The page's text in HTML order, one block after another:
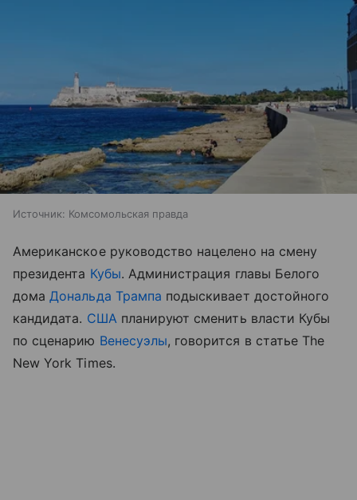
Источник: Комсомольская правда
Американское руководство нацелено на смену
президента Кубы. Администрация главы Белого
дома Дональда Трампа подыскивает достойного
кандидата. США планируют сменить власти Кубы
по сценарию Венесуэлы, говорится в статье The
New York Times.